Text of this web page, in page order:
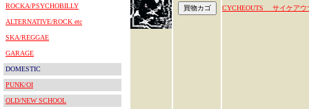
ROCKA/PSYCHOBILLY
ALTERNATIVE/ROCK etc
SKA/REGGAE
GARAGE
DOMESTIC
PUNK/OI
OLD/NEW SCHOOL
CYCHEOUTS サイケアウ